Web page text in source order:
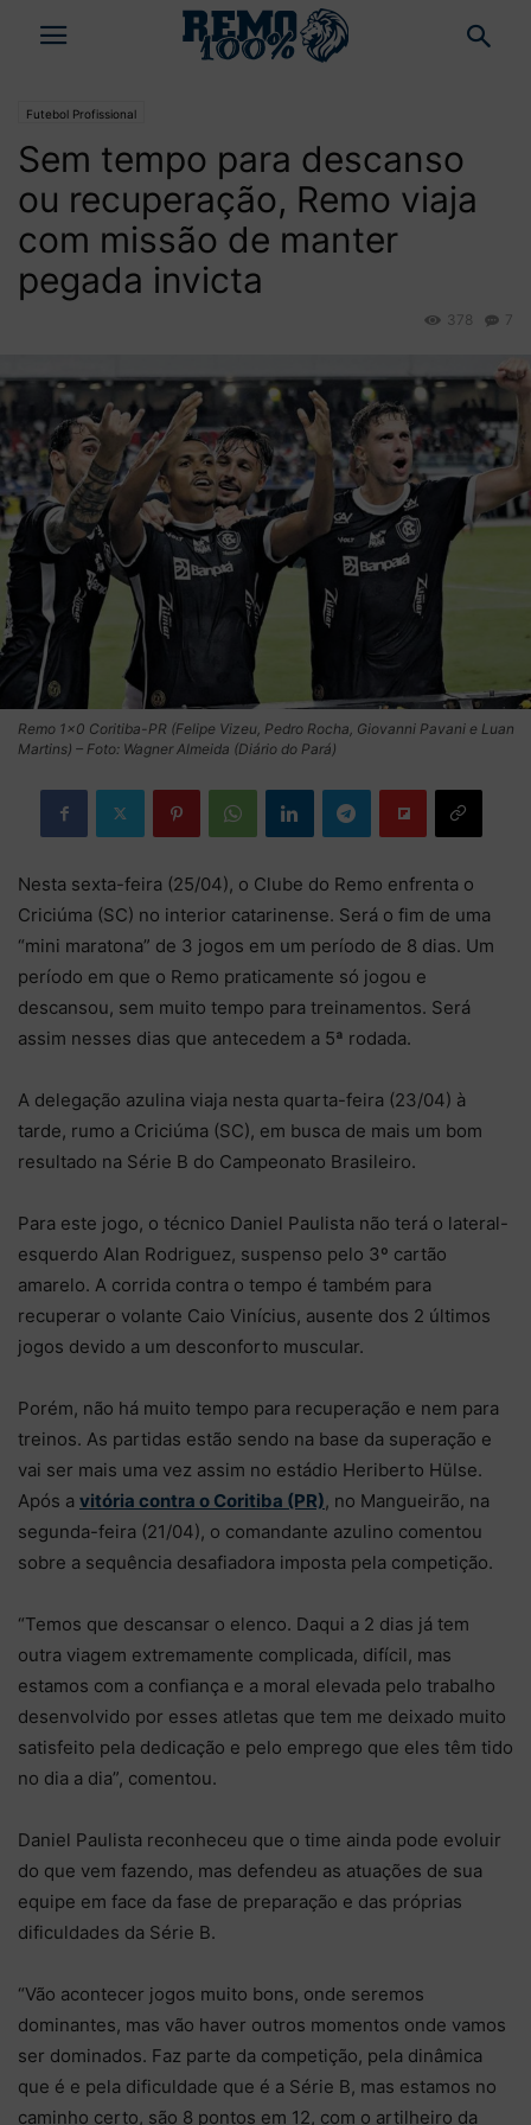
Futebol Profissional
Sem tempo para descanso
ou recuperação, Remo viaja
com missão de manter
pegada invicta
7
378
Remo 1×0 Coritiba-PR (Felipe Vizeu, Pedro Rocha, Giovanni Pavani e Luan
Martins) – Foto: Wagner Almeida (Diário do Pará)
Nesta sexta-feira (25/04), o Clube do Remo enfrenta o
Criciúma (SC) no interior catarinense. Será o fim de uma
“mini maratona” de 3 jogos em um período de 8 dias. Um
período em que o Remo praticamente só jogou e
descansou, sem muito tempo para treinamentos. Será
assim nesses dias que antecedem a 5ª rodada.
A delegação azulina viaja nesta quarta-feira (23/04) à
tarde, rumo a Criciúma (SC), em busca de mais um bom
resultado na Série B do Campeonato Brasileiro.
Para este jogo, o técnico Daniel Paulista não terá o lateral-
esquerdo Alan Rodriguez, suspenso pelo 3º cartão
amarelo. A corrida contra o tempo é também para
recuperar o volante Caio Vinícius, ausente dos 2 últimos
jogos devido a um desconforto muscular.
Porém, não há muito tempo para recuperação e nem para
treinos. As partidas estão sendo na base da superação e
vai ser mais uma vez assim no estádio Heriberto Hülse.
Após a vitória contra o Coritiba (PR), no Mangueirão, na
segunda-feira (21/04), o comandante azulino comentou
sobre a sequência desafiadora imposta pela competição.
“Temos que descansar o elenco. Daqui a 2 dias já tem
outra viagem extremamente complicada, difícil, mas
estamos com a confiança e a moral elevada pelo trabalho
desenvolvido por esses atletas que tem me deixado muito
satisfeito pela dedicação e pelo emprego que eles têm tido
no dia a dia”, comentou.
Daniel Paulista reconheceu que o time ainda pode evoluir
do que vem fazendo, mas defendeu as atuações de sua
equipe em face da fase de preparação e das próprias
dificuldades da Série B.
“Vão acontecer jogos muito bons, onde seremos
dominantes, mas vão haver outros momentos onde vamos
ser dominados. Faz parte da competição, pela dinâmica
que é e pela dificuldade que é a Série B, mas estamos no
caminho certo, são 8 pontos em 12, com o artilheiro da